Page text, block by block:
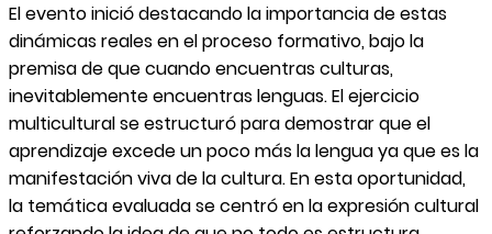
El evento inició destacando la importancia de estas
dinámicas reales en el proceso formativo, bajo la
premisa de que cuando encuentras culturas,
inevitablemente encuentras lenguas. El ejercicio
multicultural se estructuró para demostrar que el
aprendizaje excede un poco más la lengua ya que es la
manifestación viva de la cultura. En esta oportunidad,
la temática evaluada se centró en la expresión cultural